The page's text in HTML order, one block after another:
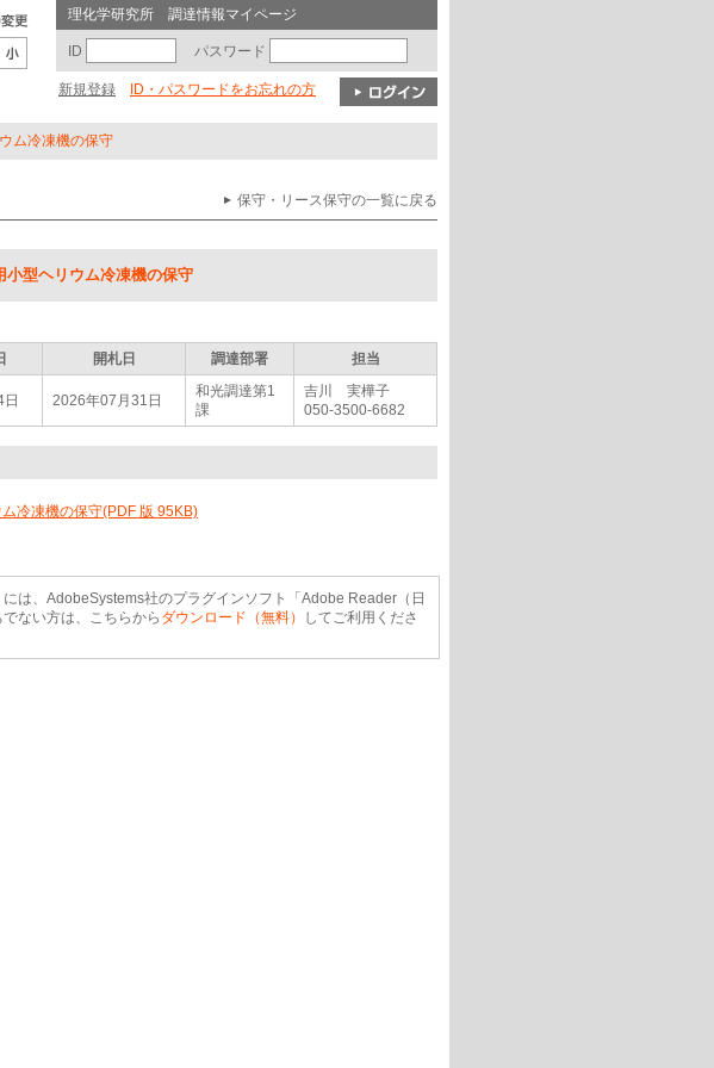
理化学研究所 調達情報マイページ
ID パスワード
新規登録 ID・パスワードをお忘れの方
ム冷凍機の保守
保守・リース保守の一覧に戻る
型ヘリウム冷凍機の保守
開札日 調達部署 担当
2026年07月31日
和光調達第1
課
吉川 実樺子
050-3500-6682
冷凍機の保守(PDF 版 95KB)
は、AdobeSystems社のプラグインソフト「Adobe Reader（日
ない方は、こちらから ダウンロード（無料）
してご利用くださ